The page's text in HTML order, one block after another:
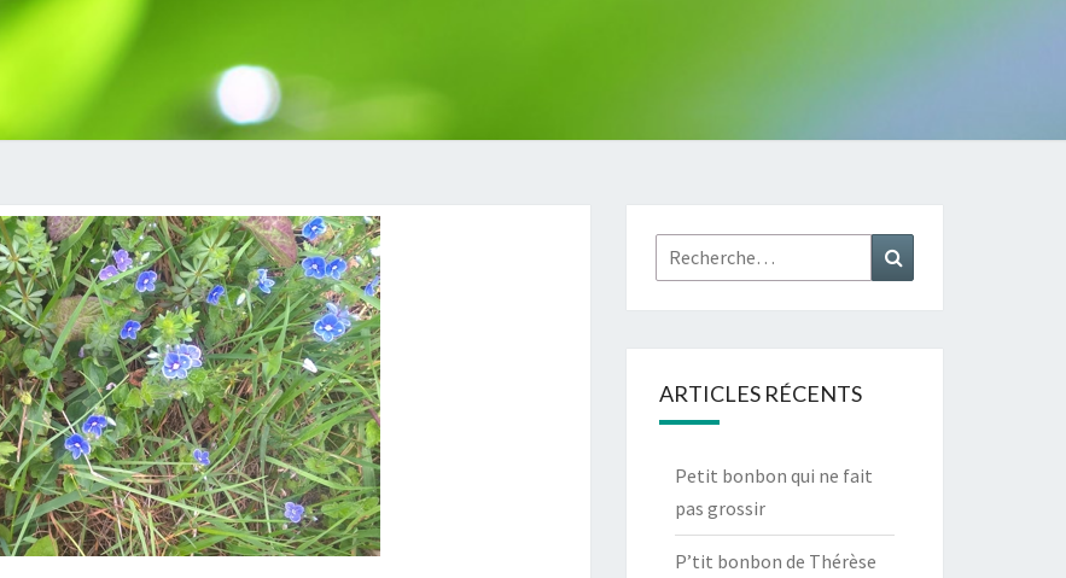
Rechercher :
ARTICLES RÉCENTS
Petit bonbon qui ne fait
pas grossir
P’tit bonbon de Thérèse